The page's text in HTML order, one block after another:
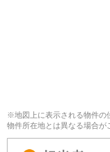
※地図上に表示される物件の
物件所在地とは異なる場合が